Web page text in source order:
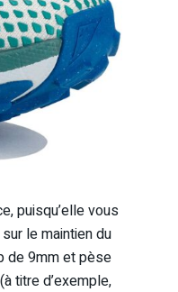
puisqu’elle vous
le maintien du
de 9mm et pèse
titre d’exemple,